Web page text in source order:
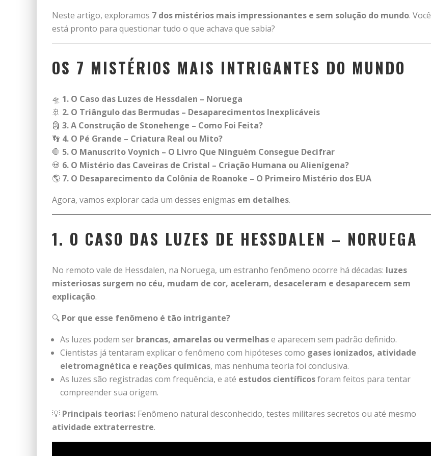
Neste artigo, exploramos 7 dos mistérios mais impressionantes e sem solução do mundo. Você
está pronto para questionar tudo o que achava que sabia?
OS 7 MISTÉRIOS MAIS INTRIGANTES DO MUNDO
🛸 1. O Caso das Luzes de Hessdalen – Noruega
🚢 2. O Triângulo das Bermudas – Desaparecimentos Inexplicáveis
🗿 3. A Construção de Stonehenge – Como Foi Feita?
👣 4. O Pé Grande – Criatura Real ou Mito?
🛑 5. O Manuscrito Voynich – O Livro Que Ninguém Consegue Decifrar
💀 6. O Mistério das Caveiras de Cristal – Criação Humana ou Alienígena?
🌎 7. O Desaparecimento da Colônia de Roanoke – O Primeiro Mistério dos EUA
Agora, vamos explorar cada um desses enigmas em detalhes.
1. O CASO DAS LUZES DE HESSDALEN – NORUEGA
No remoto vale de Hessdalen, na Noruega, um estranho fenômeno ocorre há décadas: luzes
misteriosas surgem no céu, mudam de cor, aceleram, desaceleram e desaparecem sem
explicação.
🔍 Por que esse fenômeno é tão intrigante?
As luzes podem ser brancas, amarelas ou vermelhase aparecem sem padrão definido.
Cientistas já tentaram explicar o fenômeno com hipóteses como gases ionizados, atividade
eletromagnética e reações químicas, mas nenhuma teoria foi conclusiva.
As luzes são registradas com frequência, e até estudos científicosforam feitos para tentar
compreender sua origem.
💡 Principais teorias: Fenômeno natural desconhecido, testes militares secretos ou até mesmo
atividade extraterrestre.